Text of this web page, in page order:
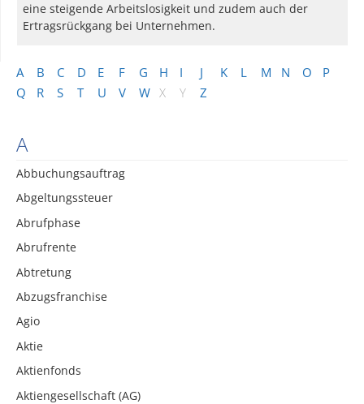
A B C D E F G H I J K L M N O
P
Q
R S T U V W X Y Z
A
Abbuchungsauftrag
Abgeltungssteuer
Abrufphase
Abrufrente
Abtretung
Abzugsfranchise
Agio
Aktie
Aktienfonds
Aktiengesellschaft (AG)
eine steigende Arbeitslosigkeit und zudem auch der
Ertragsrückgang bei Unternehmen.